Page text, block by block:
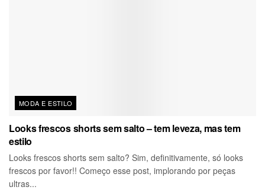
MODA E ESTILO
Looks frescos shorts sem salto – tem leveza, mas tem
estilo
Looks frescos shorts sem salto? Sim, definitivamente, só looks
frescos por favor!! Começo esse post, implorando por peças
ultras...